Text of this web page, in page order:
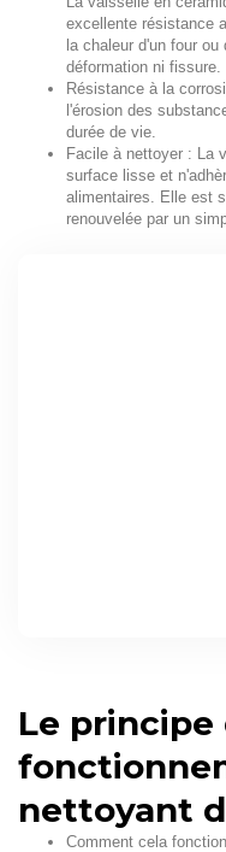
excellente résistance
la chaleur d'un four
déformation ni fissure.
Résistance à la
l'érosion des
durée de vie.
Facile à nettoyer : La
surface lisse et
alimentaires. Elle est
renouvelée par un
Le principe
nettoyant
Comment cela